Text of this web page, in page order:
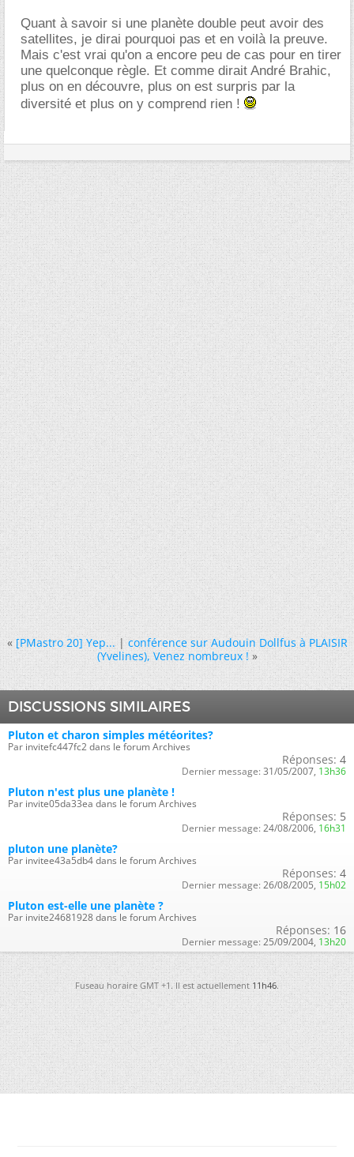
Quant à savoir si une planète double peut avoir des
satellites, je dirai pourquoi pas et en voilà la preuve.
Mais c'est vrai qu'on a encore peu de cas pour en tirer
une quelconque règle. Et comme dirait André Brahic,
plus on en découvre, plus on est surpris par la
diversité et plus on y comprend rien !
« [PMastro 20] Yep...|conférence sur Audouin Dollfus à PLAISIR
(Yvelines), Venez nombreux ! »
DISCUSSIONS SIMILAIRES
Pluton et charon simples météorites?
Par invitefc447fc2 dans le forum Archives
Réponses: 4
Dernier message: 31/05/2007, 13h36
Pluton n'est plus une planète !
Par invite05da33ea dans le forum Archives
Réponses: 5
Dernier message: 24/08/2006, 16h31
pluton une planète?
Par invitee43a5db4 dans le forum Archives
Réponses: 4
Dernier message: 26/08/2005, 15h02
Pluton est-elle une planète ?
Par invite24681928 dans le forum Archives
Réponses: 16
Dernier message: 25/09/2004, 13h20
Fuseau horaire GMT +1. Il est actuellement11h46.